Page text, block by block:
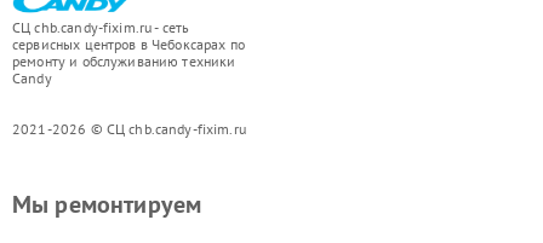
СЦ chb.candy-fixim.ru - сеть
сервисных центров в Чебоксарах по
ремонту и обслуживанию техники
Candy
2021-2026 © СЦ chb.candy-fixim.ru
Мы ремонтируем